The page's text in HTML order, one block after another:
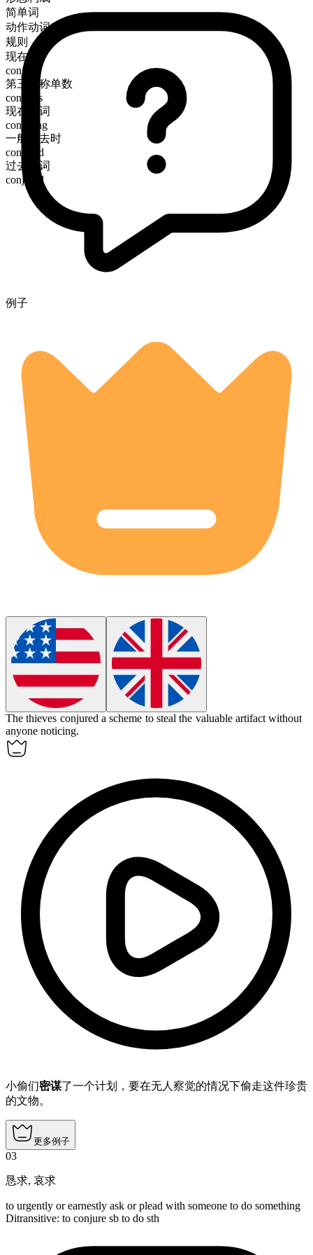
简单词
动作动词
规则
现在时
conjure
第三人称单数
conjures
现在分词
conjuring
一般过去时
conjured
过去分词
conjured
例子
The thieves conjured a scheme to steal the valuable artifact without
anyone noticing.
小偷们密谋了一个计划，要在无人察觉的情况下偷走这件珍贵
的文物。
更多例子
03
恳求, 哀求
to urgently or earnestly ask or plead with someone to do something
Ditransitive: to conjure sb to do sth